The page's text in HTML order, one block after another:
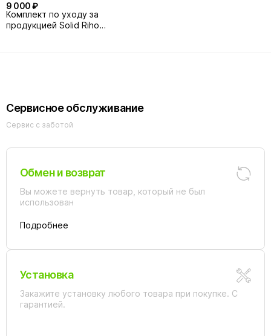
9 000 ₽
Комплект по уходу за
продукцией Solid Riho
Сервисное обслуживание
Сервис с заботой
Обмен и возврат
Вы можете вернуть товар, который не был
использован
Подробнее
Установка
Закажите установку любого товара при покупке. С
гарантией.